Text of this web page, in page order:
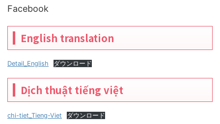
Facebook
English translation
Detail_English ダウンロード
Dịch thuật tiếng việt
chi-tiet_Tieng-Viet ダウンロード